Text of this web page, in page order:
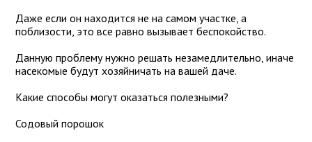
Даже если он находится не на самом участке, а
поблизости, это все равно вызывает беспокойство.
Данную проблему нужно решать незамедлительно, иначе
насекомые будут хозяйничать на вашей даче.
Какие способы могут оказаться полезными?
Содовый порошок